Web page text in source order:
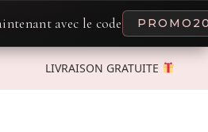
le code PROMO20 ✦
LIVRAISON GRATUITE